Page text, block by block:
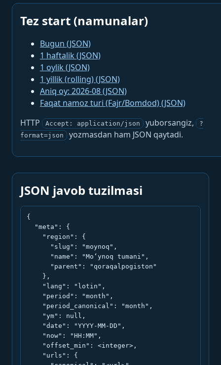
Tez start (namunalar)
Bugun (JSON)
1 haftalik (JSON)
1 oylik (JSON)
1 yillik (rolling) (JSON)
Aniq oy: 2026-08 (JSON)
Faqat namoz turi (Fajr/Bomdod) (JSON)
HTTP
Accept: application/json yuborsangiz,
?
format=json
yozmasdan ham JSON qaytadi.
JSON javob tuzilmasi
{
  "meta": {
    "region": {
      "slug": "moynoq",
      "name": "Mo‘ynoq tumani",
      "parent": "qoraqalpogiston"
    },
    "lang": "lotin",
    "period": "month",
    "period_canonical": "month",
    "ym": null,
    "date": "YYYY-MM-DD",
    "now": "HH:MM",
    "offset_min": <integer>,
    "urls": {